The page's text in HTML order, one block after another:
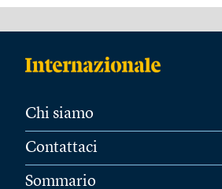
Chi siamo
Contattaci
Sommario